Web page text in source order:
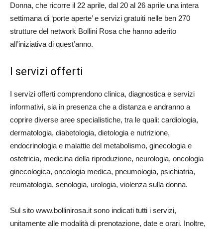
Donna, che ricorre il 22 aprile, dal 20 al 26 aprile una intera
settimana di ‘porte aperte’ e servizi gratuiti nelle ben 270
strutture del network Bollini Rosa che hanno aderito
all’iniziativa di quest’anno.
I servizi offerti
I servizi offerti comprendono clinica, diagnostica e servizi
informativi, sia in presenza che a distanza e andranno a
coprire diverse aree specialistiche, tra le quali: cardiologia,
dermatologia, diabetologia, dietologia e nutrizione,
endocrinologia e malattie del metabolismo, ginecologia e
ostetricia, medicina della riproduzione, neurologia, oncologia
ginecologica, oncologia medica, pneumologia, psichiatria,
reumatologia, senologia, urologia, violenza sulla donna.
Sul sito www.bollinirosa.it sono indicati tutti i servizi,
unitamente alle modalità di prenotazione, date e orari. Inoltre,